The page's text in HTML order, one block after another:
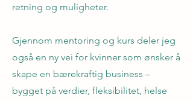
retning og muligheter.
Gjennom mentoring og kurs deler jeg
også en ny vei for kvinner som ønsker å
skape en bærekraftig business –
bygget på verdier, fleksibilitet, helse